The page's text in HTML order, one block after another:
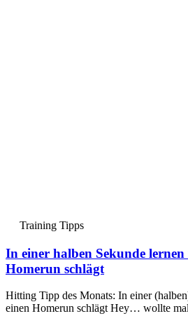
Training Tipps
In einer halben Sekunde lernen
Homerun schlägt
Hitting Tipp des Monats: In einer
einen Homerun schlägt Hey… wollte